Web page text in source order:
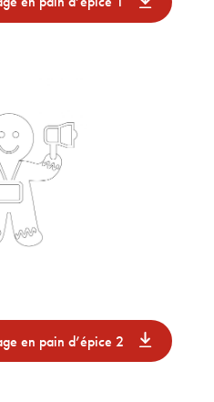
en pain d’épice 2